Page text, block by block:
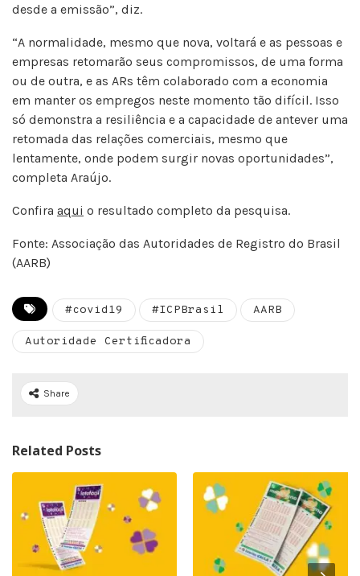
desde a emissão”, diz.
“A normalidade, mesmo que nova, voltará e as pessoas e
empresas retomarão seus compromissos, de uma forma
ou de outra, e as ARs têm colaborado com a economia
em manter os empregos neste momento tão difícil. Isso
só demonstra a resiliência e a capacidade de antever uma
retomada das relações comerciais, mesmo que
lentamente, onde podem surgir novas oportunidades”,
completa Araújo.
Confira aqui o resultado completo da pesquisa.
Fonte: Associação das Autoridades de Registro do Brasil
(AARB)
#covid19 #ICPBrasil AARB
Autoridade Certificadora
Share
Related Posts